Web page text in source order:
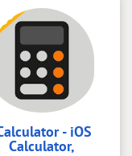
- iOS
Calculator,